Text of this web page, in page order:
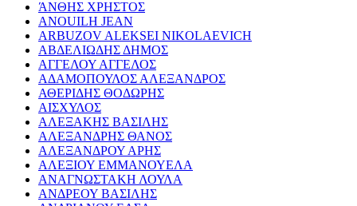
ΆΝΘΗΣ ΧΡΗΣΤΟΣ
ANOUILH JEAN
ARBUZOV ALEKSEI NIKOLAEVICH
ΑΒΔΕΛΙΩΔΗΣ ΔΗΜΟΣ
ΑΓΓΕΛΟΥ ΑΓΓΕΛΟΣ
ΑΔΑΜΟΠΟΥΛΟΣ ΑΛΕΞΑΝΔΡΟΣ
ΑΘΕΡΙΔΗΣ ΘΟΔΩΡΗΣ
ΑΙΣΧΥΛΟΣ
ΑΛΕΞΑΚΗΣ ΒΑΣΙΛΗΣ
ΑΛΕΞΑΝΔΡΗΣ ΘΑΝΟΣ
ΑΛΕΞΑΝΔΡΟΥ ΑΡΗΣ
ΑΛΕΞΙΟΥ ΕΜΜΑΝΟΥΕΛΑ
ΑΝΑΓΝΩΣΤΑΚΗ ΛΟΥΛΑ
ΑΝΔΡΕΟΥ ΒΑΣΙΛΗΣ